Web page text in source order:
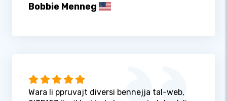
Bobbie Menneg
Wara li ppruvajt diversi bennejja tal-web,